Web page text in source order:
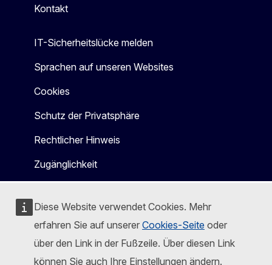
Diese Website verwendet Cookies. Mehr
erfahren Sie auf unserer Cookies-Seite oder
über den Link in der Fußzeile. Über diesen Link
können Sie auch Ihre Einstellungen ändern.
Kontakt
IT-Sicherheitslücke melden
Sprachen auf unseren Websites
Cookies
Schutz der Privatsphäre
Rechtlicher Hinweis
Zugänglichkeit